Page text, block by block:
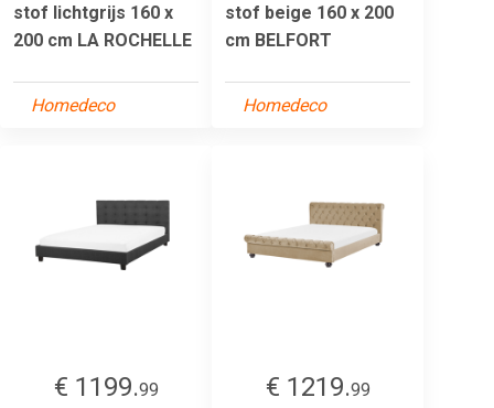
stof lichtgrijs 160 x
200 cm LA ROCHELLE
Homedeco
stof beige 160 x 200
cm BELFORT
Homedeco
€ 1199.99 € 1219.99